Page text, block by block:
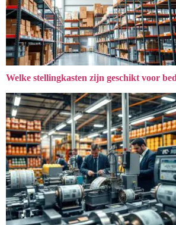
Welke stellingkasten zijn geschikt voor